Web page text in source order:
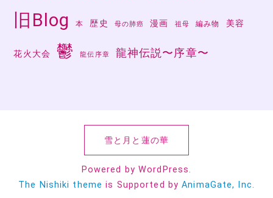
旧Blog 本 歴史 母の肺癌 漫画 祖母 編み物 美容
花火大会 鬱 龍伝序章 龍神伝説〜序章〜
雪と月と蓮の華
Powered by WordPress.
The Nishiki theme is Supported byAnimaGate, Inc.